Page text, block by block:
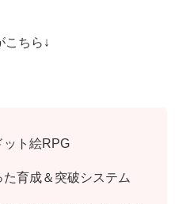
こちら↓
ット絵RPG
育成＆突破システム